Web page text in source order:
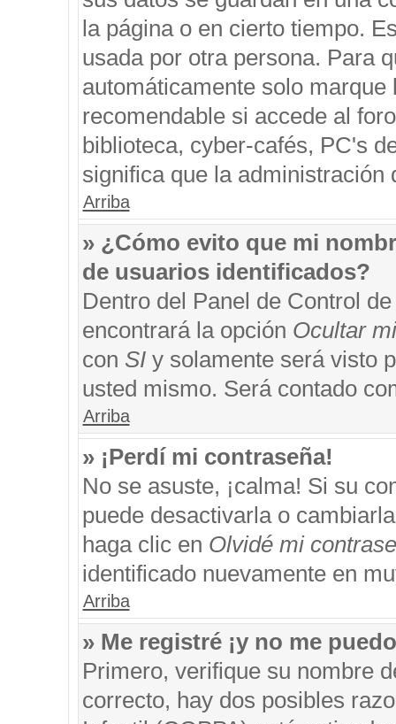
la página o en cierto tiempo.
usada por otra persona. Para
automáticamente solo
recomendable si accede al
biblioteca, cyber-cafés, PC's
significa que la administración
Arriba
» ¿Cómo evito que mi
de usuarios identificados?
Dentro del Panel de Control
encontrará la opción Ocultar
con SIy solamente será visto
usted mismo. Será contado
Arriba
» ¡Perdí mi contraseña!
No se asuste, ¡calma! Si su
puede desactivarla o
haga clic en Olvidé mi
identificado nuevamente en
Arriba
» Me registré ¡y no me
Primero, verifique su nombre
correcto, hay dos posibles